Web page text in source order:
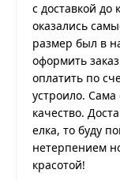
с доставкой
оказались
размер был в
оформить
оплатить по
устроило.
качество.
елка, то буду
нетерпением
красотой!